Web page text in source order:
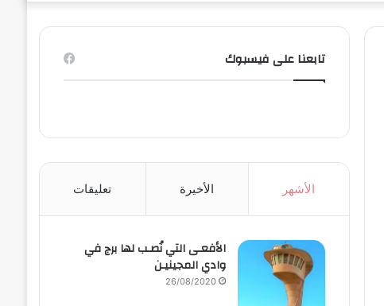
تابعنا على فيسبوك
الأشهر الأخيرة تعليقات
الأفعـى التي نُصـب لها برج في
وادي المجينيـن
26/08/2020